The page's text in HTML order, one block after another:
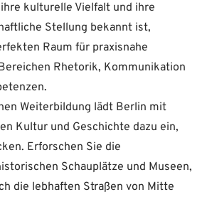
kulturelle Vielfalt und ihre
Stellung bekannt ist,
Raum für praxisnahe
Rhetorik, Kommunikation
Weiterbildung lädt Berlin mit
Kultur und Geschichte dazu ein,
Erforschen Sie die
Schauplätze und Museen,
die lebhaften Straßen von Mitte